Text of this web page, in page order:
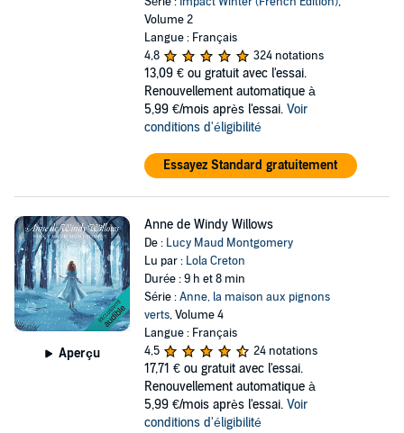
Volume 2
Langue : Français
4,8
324 notations
13,09 € ou gratuit avec l'essai.
Renouvellement automatique à
5,99 €/mois après l'essai. Voir
conditions d'éligibilité
Essayez Standard gratuitement
Aperçu
Anne de Windy Willows
De : Lucy Maud Montgomery
Lu par : Lola Creton
Durée : 9 h et 8 min
Série :Anne, la maison aux pignons
verts, Volume 4
Langue : Français
4,5
24 notations
17,71 € ou gratuit avec l'essai.
Renouvellement automatique à
5,99 €/mois après l'essai. Voir
conditions d'éligibilité